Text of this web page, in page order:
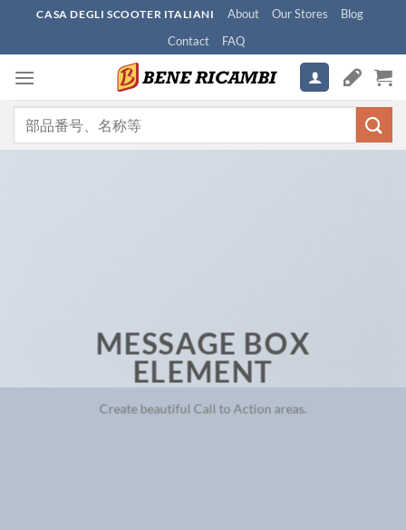
content
CASA DEGLI SCOOTER ITALIANI About Our Stores
Blog
Contact
FAQ
MESSAGE BOX
ELEMENT
Create beautiful Call to Action areas.